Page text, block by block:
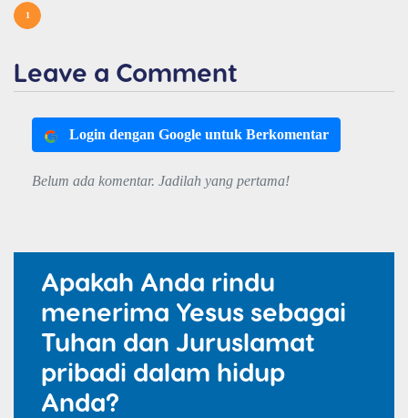
1
Leave a Comment
Login dengan Google untuk Berkomentar
Belum ada komentar. Jadilah yang pertama!
Apakah Anda rindu
menerima Yesus sebagai
Tuhan dan Juruslamat
pribadi dalam hidup
Anda?